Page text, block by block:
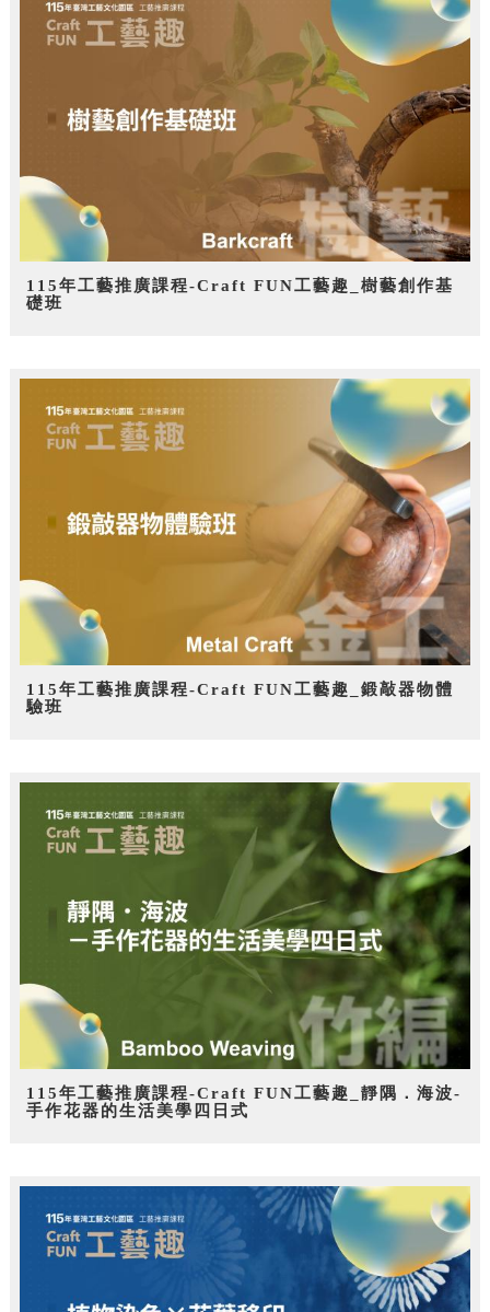
115年工藝推廣課程-Craft FUN工藝趣_樹藝創作基
礎班
115年工藝推廣課程-Craft FUN工藝趣_鍛敲器物體
驗班
115年工藝推廣課程-Craft FUN工藝趣_靜隅．海波-
手作花器的生活美學四日式